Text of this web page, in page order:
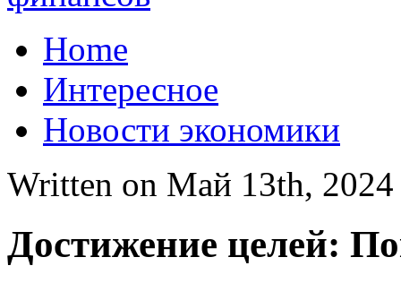
Home
Интересное
Новости экономики
Written on Май 13th,
Достижение целей: